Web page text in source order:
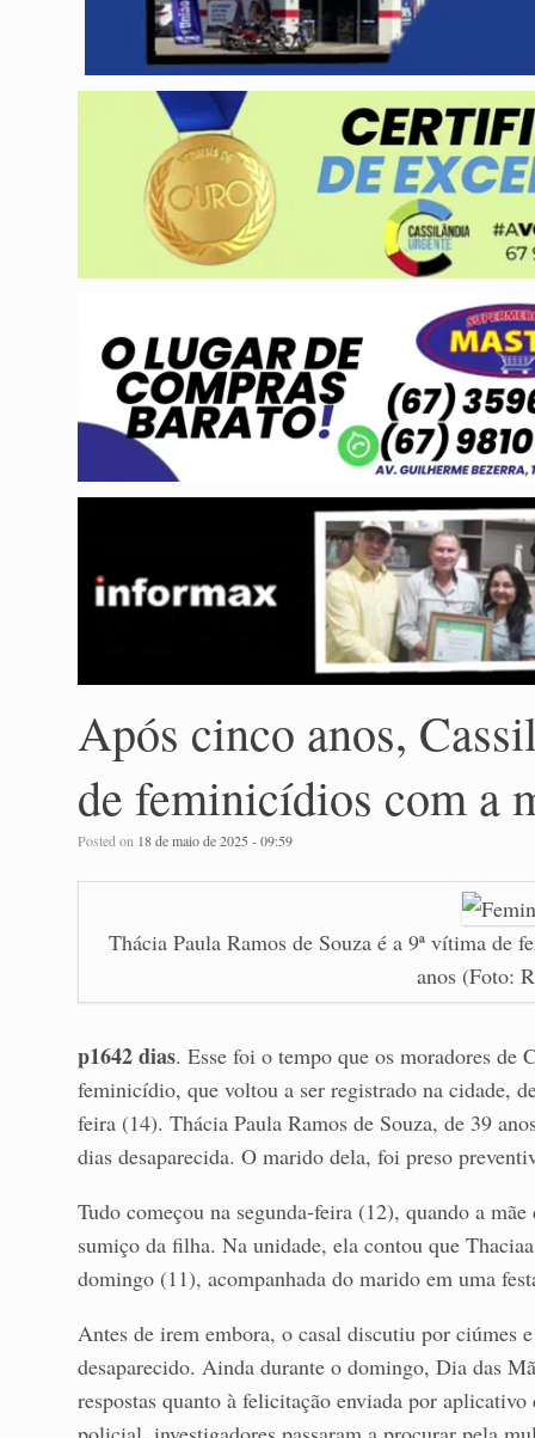
Após cinco anos,
de feminicídios com a
Posted on 18 de maio de 2025 - 09:59
Thácia Paula Ramos de Souza é a 9ª vítima de
anos (Foto:
p1642 dias. Esse foi o tempo que os moradores de
feminicídio, que voltou a ser registrado na cidade,
feira (14). Thácia Paula Ramos de Souza, de 39
dias desaparecida. O marido dela, foi preso
Tudo começou na segunda-feira (12), quando a
sumiço da filha. Na unidade, ela contou que
domingo (11), acompanhada do marido em uma
Antes de irem embora, o casal discutiu por ciúmes
desaparecido. Ainda durante o domingo, Dia das
respostas quanto à felicitação enviada por